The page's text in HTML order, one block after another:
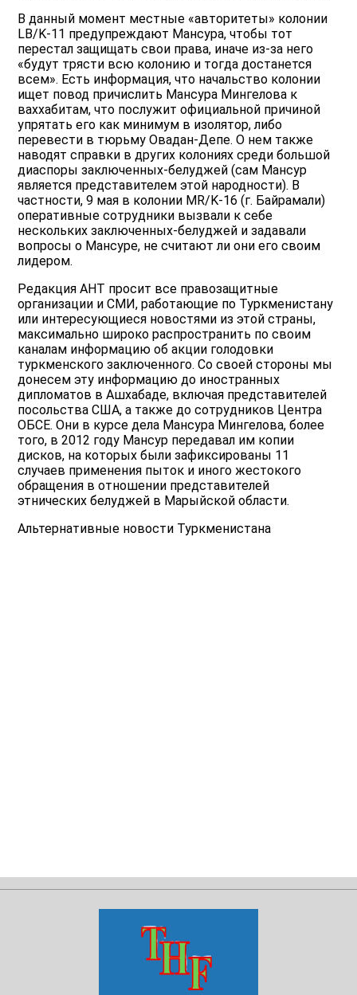
В данный момент местные «авторитеты» колонии
LB/K-11 предупреждают Мансура, чтобы тот
перестал защищать свои права, иначе из-за него
«будут трясти всю колонию и тогда достанется
всем». Есть информация, что начальство колонии
ищет повод причислить Мансура Мингелова к
ваххабитам, что послужит официальной причиной
упрятать его как минимум в изолятор, либо
перевести в тюрьму Овадан-Депе. О нем также
наводят справки в других колониях среди большой
диаспоры заключенных-белуджей (сам Мансур
является представителем этой народности). В
частности, 9 мая в колонии MR/K-16 (г. Байрамали)
оперативные сотрудники вызвали к себе
нескольких заключенных-белуджей и задавали
вопросы о Мансуре, не считают ли они его своим
лидером.
Редакция АНТ просит все правозащитные
организации и СМИ, работающие по Туркменистану
или интересующиеся новостями из этой страны,
максимально широко распространить по своим
каналам информацию об акции голодовки
туркменского заключенного. Со своей стороны мы
донесем эту информацию до иностранных
дипломатов в Ашхабаде, включая представителей
посольства США, а также до сотрудников Центра
ОБСЕ. Они в курсе дела Мансура Мингелова, более
того, в 2012 году Мансур передавал им копии
дисков, на которых были зафиксированы 11
случаев применения пыток и иного жестокого
обращения в отношении представителей
этнических белуджей в Марыйской области.
Альтернативные новости Туркменистана